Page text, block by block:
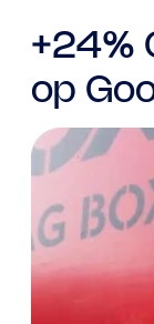
+24%
op